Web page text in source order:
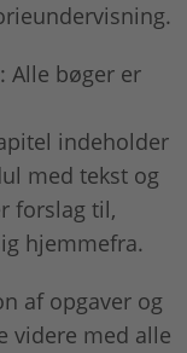
Alle bøger er
indeholder
med tekst og
forslag til,
hjemmefra.
af opgaver og
videre med alle